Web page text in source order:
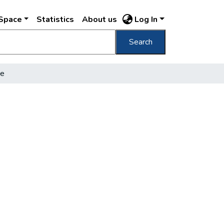
Statistics About us Log In
Search